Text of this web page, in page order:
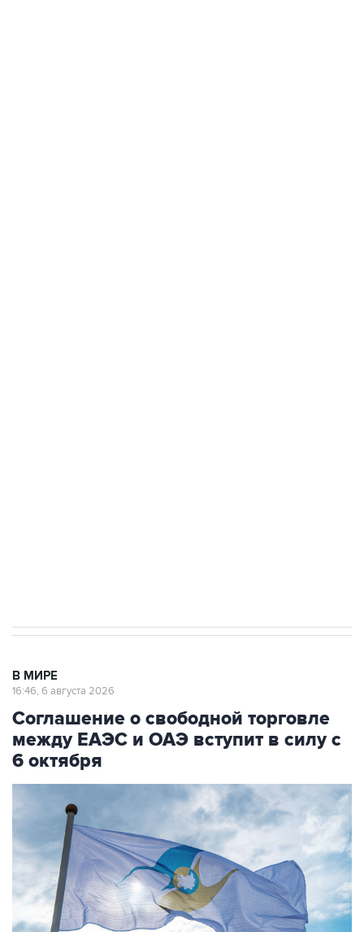
В МИРЕ
16:46, 6 августа 2026
Соглашение о свободной торговле
между ЕАЭС и ОАЭ вступит в силу с
6 октября